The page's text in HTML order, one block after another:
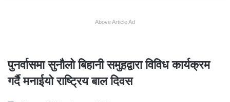
Above Article Ad
पुनर्वासमा सुनौलो बिहानी समुहद्वारा विविध कार्यक्रम
गर्दै मनाईयो राष्ट्रिय बाल दिवस